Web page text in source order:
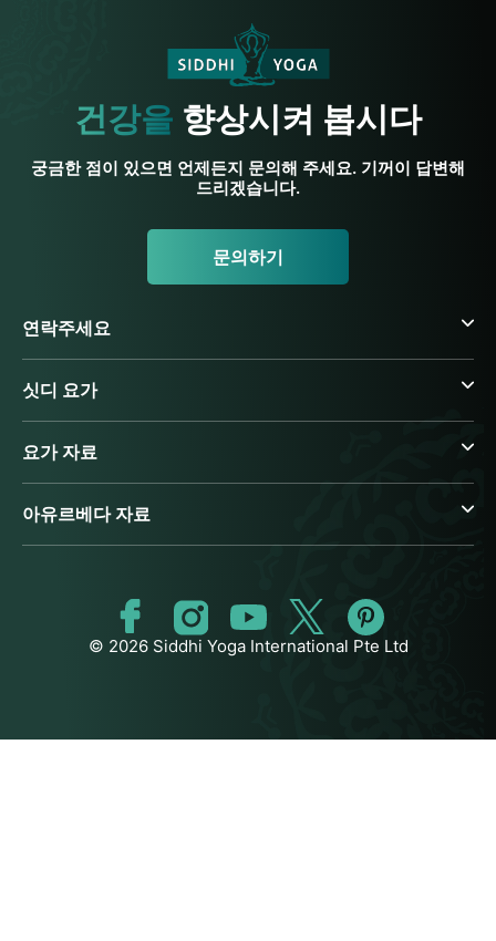
건강을 향상시켜 봅시다
궁금한 점이 있으면 언제든지 문의해 주세요. 기꺼이 답변해
드리겠습니다.
문의하기
연락주세요
싯디 요가
요가 자료
아유르베다 자료
© 2026 Siddhi Yoga International Pte Ltd